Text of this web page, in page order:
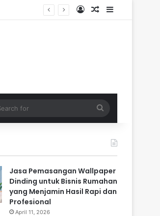
Log InRandom Article
Sidebar
for
Jasa Pemasangan Wallpaper
Dinding untuk Bisnis Rumahan
yang Menjamin Hasil Rapi dan
Profesional
April 11, 2026